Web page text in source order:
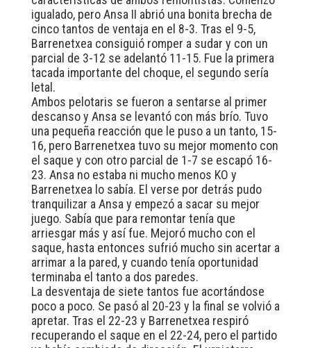
igualado, pero Ansa II abrió una bonita brecha de
cinco tantos de ventaja en el 8-3. Tras el 9-5,
Barrenetxea consiguió romper a sudar y con un
parcial de 3-12 se adelantó 11-15. Fue la primera
tacada importante del choque, el segundo sería
letal.
Ambos pelotaris se fueron a sentarse al primer
descanso y Ansa se levantó con más brío. Tuvo
una pequeña reacción que le puso a un tanto, 15-
16, pero Barrenetxea tuvo su mejor momento con
el saque y con otro parcial de 1-7 se escapó 16-
23. Ansa no estaba ni mucho menos KO y
Barrenetxea lo sabía. El verse por detrás pudo
tranquilizar a Ansa y empezó a sacar su mejor
juego. Sabía que para remontar tenía que
arriesgar más y así fue. Mejoró mucho con el
saque, hasta entonces sufrió mucho sin acertar a
arrimar a la pared, y cuando tenía oportunidad
terminaba el tanto a dos paredes.
La desventaja de siete tantos fue acortándose
poco a poco. Se pasó al 20-23 y la final se volvió a
apretar. Tras el 22-23 y Barrenetxea respiró
recuperando el saque en el 22-24, pero el partido